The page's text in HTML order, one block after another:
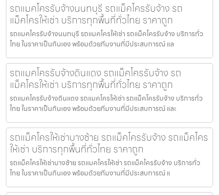
รถแมคโครรับจ้างนนทบุรี รถแม็คโครรับจ้าง รถ
แม็คโครให้เช่า บริการทุกพื้นที่ทั่วไทย ราคาถูก
รถแมคโครรับจ้างนนทบุรี รถแมคโครให้เช่า รถแม็คโครรับจ้าง บริการทั่ว
ไทย ในราคาเป็นกันเอง พร้อมด้วยทีมงานที่มีประสบการณ์ แล
รถแมคโครรับจ้างดินแดง รถแม็คโครรับจ้าง รถ
แม็คโครให้เช่า บริการทุกพื้นที่ทั่วไทย ราคาถูก
รถแมคโครรับจ้างดินแดง รถแมคโครให้เช่า รถแม็คโครรับจ้าง บริการทั่ว
ไทย ในราคาเป็นกันเอง พร้อมด้วยทีมงานที่มีประสบการณ์ และ
รถแม็คโครให้เช่าบางซ้าย รถแม็คโครรับจ้าง รถแม็คโคร
ให้เช่า บริการทุกพื้นที่ทั่วไทย ราคาถูก
รถแม็คโครให้เช่าบางซ้าย รถแมคโครให้เช่า รถแม็คโครรับจ้าง บริการทั่ว
ไทย ในราคาเป็นกันเอง พร้อมด้วยทีมงานที่มีประสบการณ์ แ